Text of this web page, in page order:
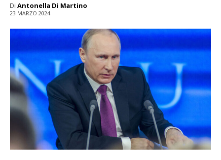
Di Antonella Di Martino
23 MARZO 2024